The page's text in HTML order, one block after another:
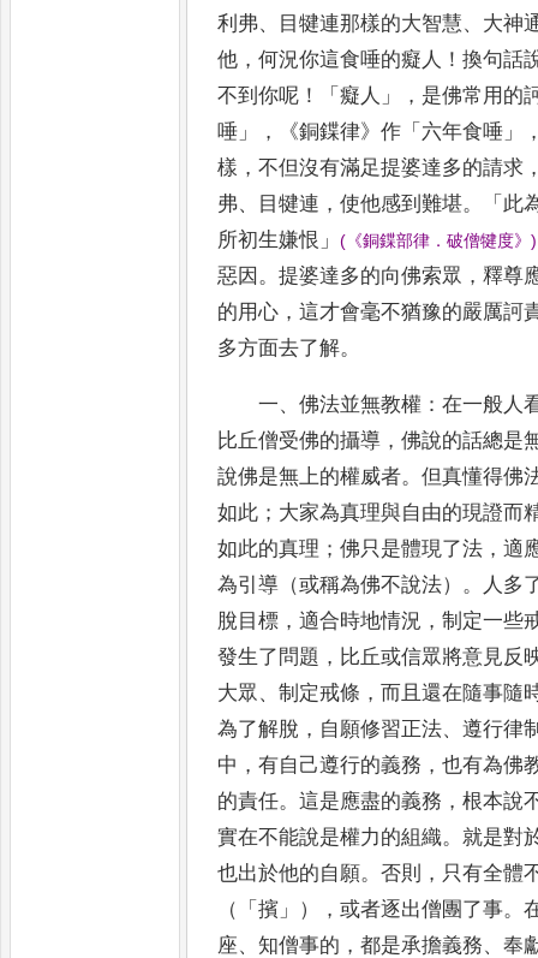
利 弗、 目犍連那樣的大智慧、 大神
他 ，何況你這食唾的癡人 ！換句話
不到你呢 ！ 「癡人 」 ， 是佛常用的
唾 」 ， 《銅鍱律》作 「 六年食唾 」
樣 ，不但沒有滿足提婆達多的請求
弗、 目犍連 ，使他感到難堪。 「 此
所初生嫌恨 」( 《銅鍱部律 ．破僧犍度》)
惡因 。提婆達多的向佛索眾 ，釋尊
的用心 ，這才會毫不猶豫的嚴厲訶
多方面去了解。
一、佛法並無教權 ：在一般人
比丘僧受佛的攝導 ，佛說的話總是
說佛是無上的權威者。但真懂得佛
如此 ； 大家為真理與自由的現證而
如此的真理 ；佛只是體現了法 ，適
為引導（或稱為佛不說法）
。
人多
脫目標 ，適合時地情況 ，制定一些
發生了問題 ， 比丘或信眾將意見反
大眾 、制定戒條 ，而且還在隨事隨
為了解脫 ， 自願修習正法、遵行律
中 ，有自己遵行的義務 ，也有為佛
的責任。這是應盡的義務 ，根本說
實在不能說是權力的組織。 就是對
也出於他的自願。否則 ， 只有全體
（
「擯 」 ） ，或者逐出僧團了事。
座、知僧事的 ，都是承擔義務、奉